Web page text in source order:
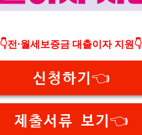
👇전·월세보증금 대출이자 지원👇
신청하기👈
제출서류 보기👈